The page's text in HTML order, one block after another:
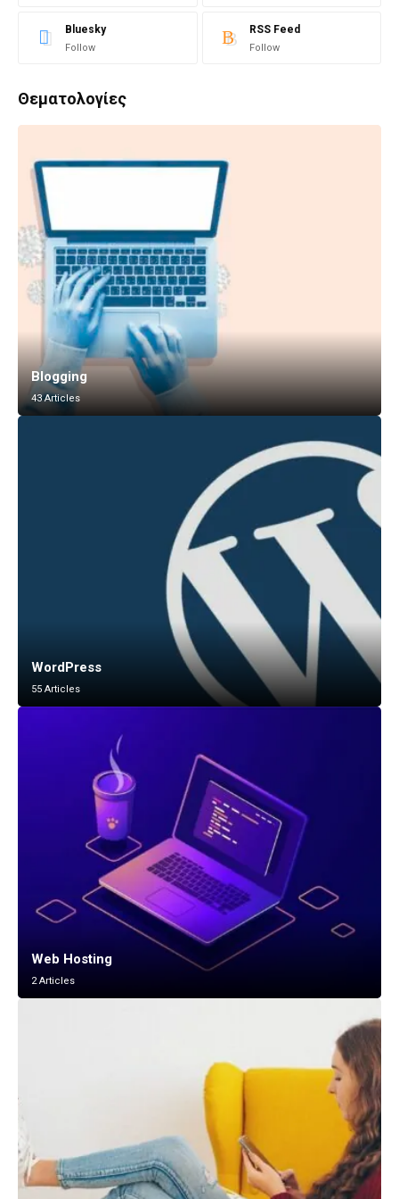
Bluesky
Follow
RSS Feed
Follow
Θεματολογίες
Blogging
43 Articles
WordPress
55 Articles
Web Hosting
2 Articles